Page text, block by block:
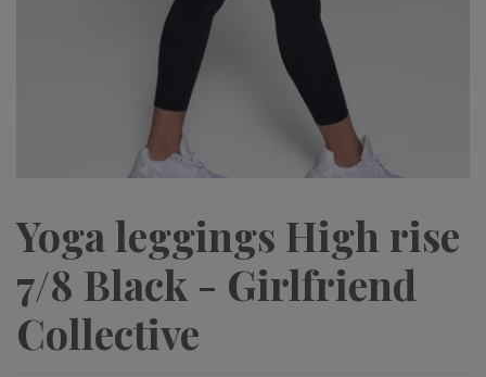
Yoga leggings High rise
7/8 Black - Girlfriend
Collective